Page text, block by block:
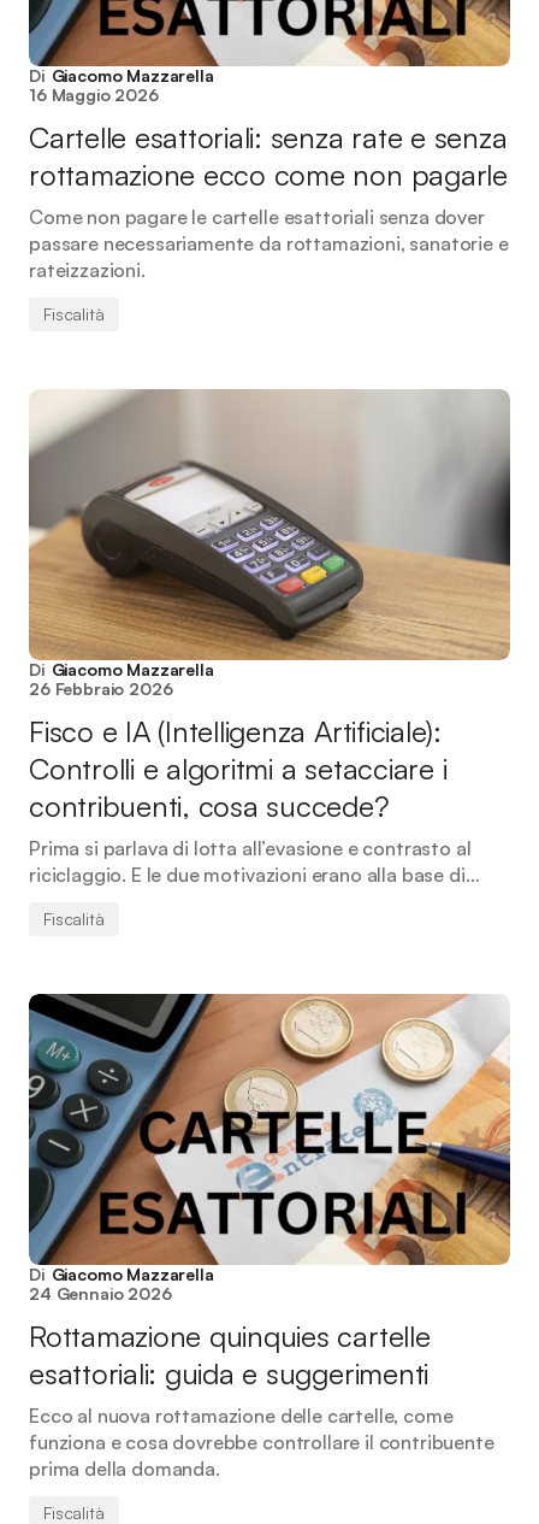
Di Giacomo Mazzarella
16 Maggio 2026
Cartelle esattoriali: senza rate e senza
rottamazione ecco come non pagarle
Come non pagare le cartelle esattoriali senza dover
passare necessariamente da rottamazioni, sanatorie e
rateizzazioni.
Fiscalità
Di Giacomo Mazzarella
26 Febbraio 2026
Fisco e IA (Intelligenza Artificiale):
Controlli e algoritmi a setacciare i
contribuenti, cosa succede?
Prima si parlava di lotta all’evasione e contrasto al
riciclaggio. E le due motivazioni erano alla base di…
Fiscalità
Di Giacomo Mazzarella
24 Gennaio 2026
Rottamazione quinquies cartelle
esattoriali: guida e suggerimenti
Ecco al nuova rottamazione delle cartelle, come
funziona e cosa dovrebbe controllare il contribuente
prima della domanda.
Fiscalità